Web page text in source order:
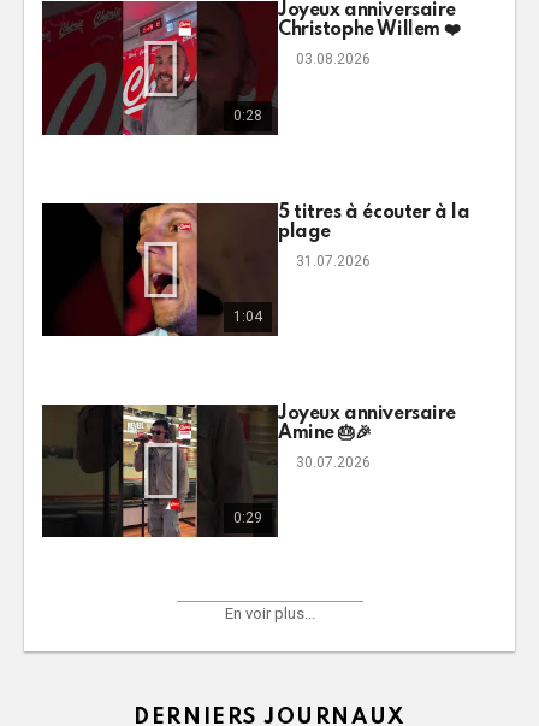
0:28
Joyeux anniversaire
Christophe Willem ❤️
03.08.2026
1:04
5 titres à écouter à la
plage
31.07.2026
0:29
Joyeux anniversaire
Amine 🎂🎉
30.07.2026
En voir plus...
DERNIERS JOURNAUX